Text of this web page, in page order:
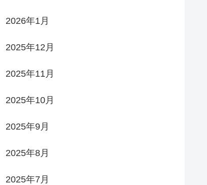
2026年1月
2025年12月
2025年11月
2025年10月
2025年9月
2025年8月
2025年7月